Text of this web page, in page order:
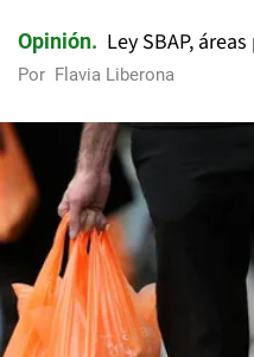
Opinión Ley SBAP,
Por Flavia Liberona